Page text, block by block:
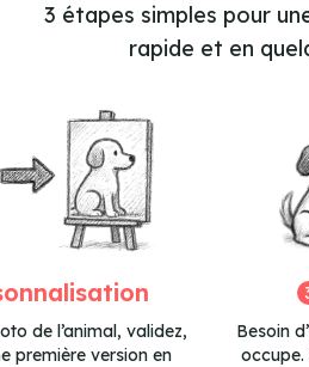
3 étapes simples pour
rapide et en
de l’animal, validez,
première version en
Besoin
occupe.